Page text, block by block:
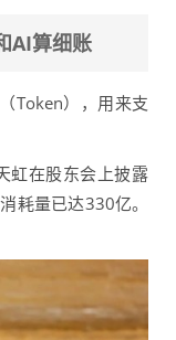
AI算细账
Token），用来支
在股东会上披露
耗量已达330亿。